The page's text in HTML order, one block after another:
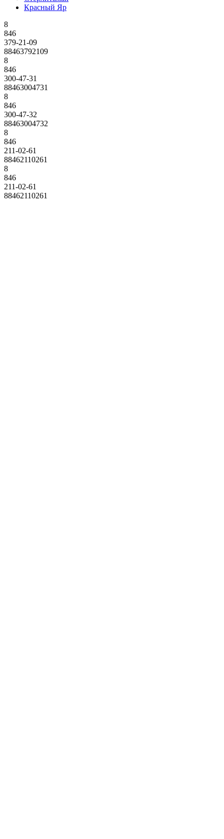
Красный Яр
8
846
379-21-09
88463792109
8
846
300-47-31
88463004731
8
846
300-47-32
88463004732
8
846
211-02-61
88462110261
8
846
211-02-61
88462110261